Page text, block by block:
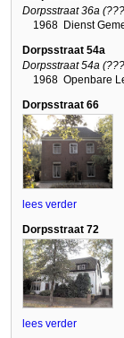
Dorpsstraat 36a
1968 Dienst
Dorpsstraat 54a
Dorpsstraat 54a
1968 Openbare
Dorpsstraat 66
lees verder
Dorpsstraat 72
lees verder